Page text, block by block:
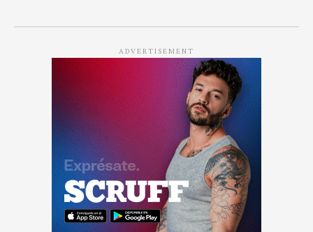
ADVERTISEMENT